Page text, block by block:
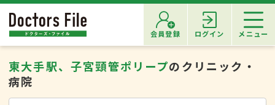
会員登録 ログイン メニュー
東大手駅、子宮頸管ポリープのクリニック・
病院